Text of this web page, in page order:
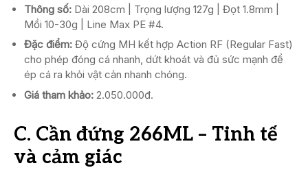
Thông số: Dài 208cm | Trọng lượng 127g | Đọt 1.8mm |
Mồi 10-30g | Line Max PE #4.
Đặc điểm: Độ cứng MH kết hợp Action RF (Regular Fast)
cho phép đóng cá nhanh, dứt khoát và đủ sức mạnh để
ép cá ra khỏi vật cản nhanh chóng.
Giá tham khảo: 2.050.000đ.
C. Cần đứng 266ML – Tinh tế
và cảm giác